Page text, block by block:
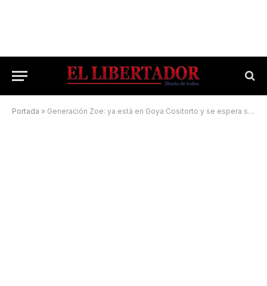
Portada » Generación Zoe: ya está en Goya Cositorto y se espera su declaración